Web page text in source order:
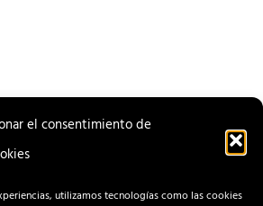
el consentimiento de
utilizamos tecnologías como las cookies